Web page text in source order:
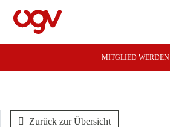
MITGLIED WERDEN
Zurück zur Übersicht